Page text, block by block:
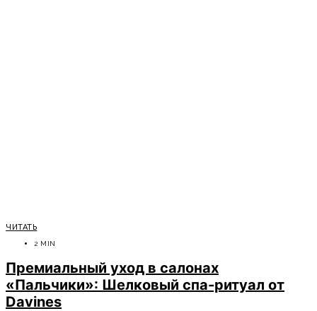
ЧИТАТЬ
2 MIN
Премиальный уход в салонах
«Пальчики»: Шелковый спа-ритуал от
Davines